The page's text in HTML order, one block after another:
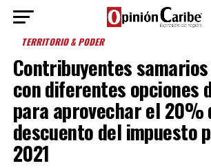
TERRITORIO & PODER
Contribuyentes
con diferentes opciones
para aprovechar el 20%
descuento del impuesto
2021